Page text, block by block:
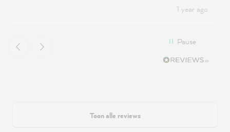
1 year ago
Pause
Toon alle reviews